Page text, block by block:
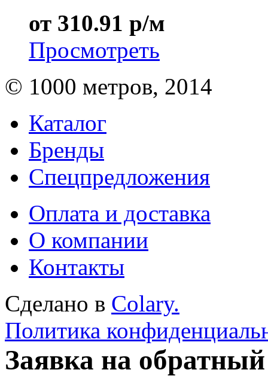
от 310.91 р/м
Просмотреть
© 1000 метров, 2014
Каталог
Бренды
Спецпредложения
Оплата и доставка
О компании
Контакты
Сделано в Colary.
Политика
Заявка на